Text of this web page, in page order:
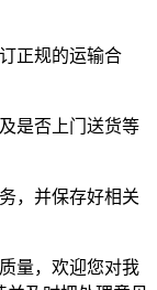
正规的运输合
是否上门送货等
，并保存好相关
量，欢迎您对我